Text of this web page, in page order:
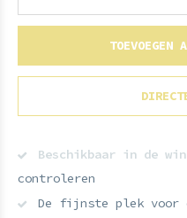
TOEVOEGEN
Beschikbaar in de
controleren
De fijnste plek voor